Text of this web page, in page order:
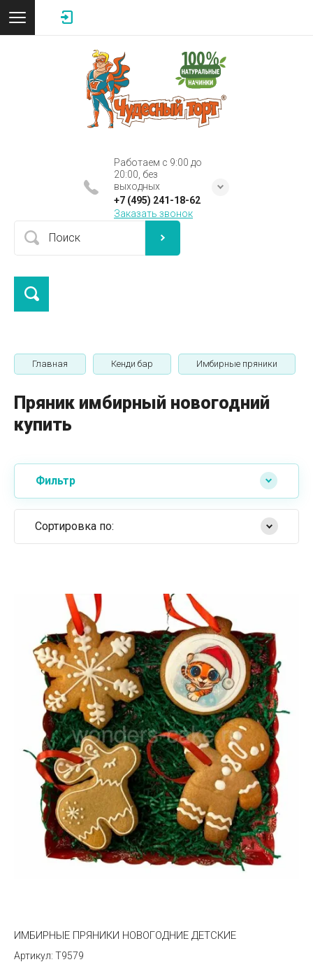
Работаем с 9:00 до
20:00, без
выходных
+7 (495) 241-18-62
Заказать звонок
Главная Кенди бар Имбирные пряники
Пряник имбирный новогодний
купить
Фильтр
Сортировка по:
Самые дорогие
Название от А
Название от Я
ИМБИРНЫЕ ПРЯНИКИ НОВОГОДНИЕ ДЕТСКИЕ
T9579